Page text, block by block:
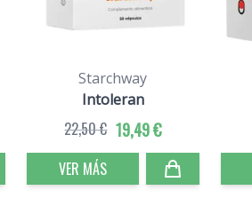
Starchway
Intoleran
19,49 €
22,50 €
VER MÁS